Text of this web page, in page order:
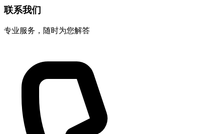
联系我们
专业服务，随时为您解答